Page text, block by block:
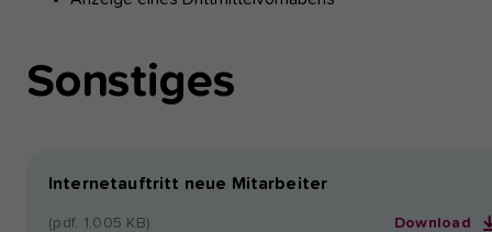
Sonstiges
Internetauftritt neue Mitarbeiter
(pdf, 1,005 KB) Download